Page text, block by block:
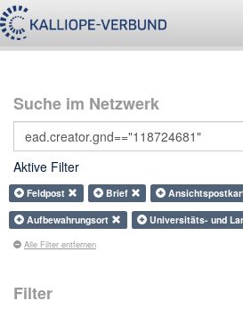
Suche im Netzwerk
Aktive Filter
Feldpost Brief
Aufbewahrungsort
Universitäts- und
Alle Filter entfernen
Filter